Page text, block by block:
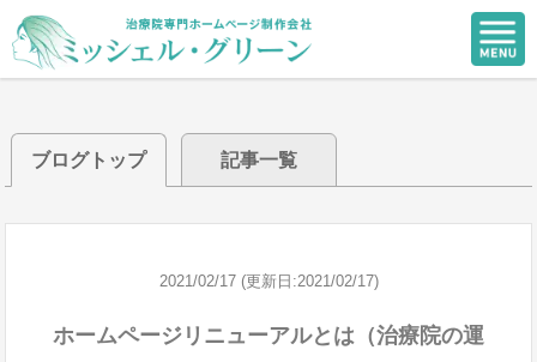
ブログトップ 記事一覧
2021/02/17 (更新日:2021/02/17)
ホームページリニューアルとは（治療院の運